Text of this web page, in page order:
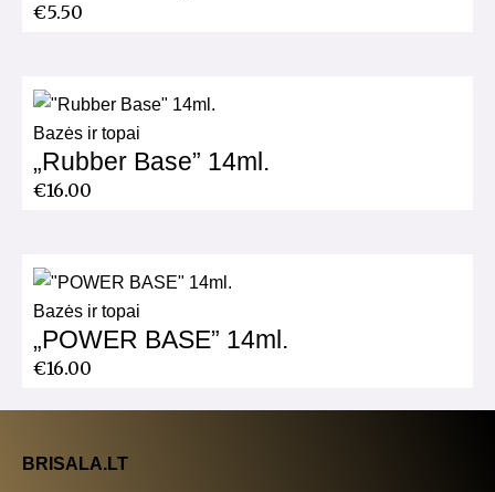
€5.50
Bazės ir topai
„Rubber Base” 14ml.
€16.00
Bazės ir topai
„POWER BASE” 14ml.
€16.00
BRISALA.LT